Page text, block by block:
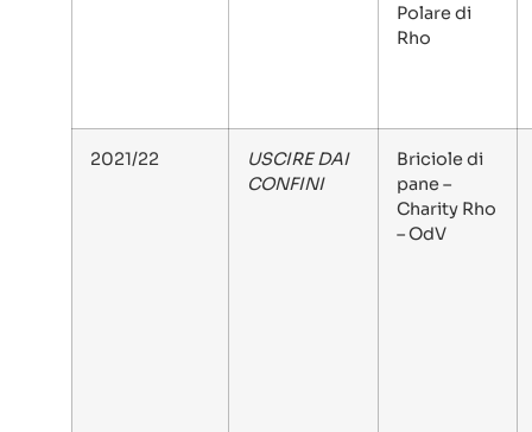
Polare di
Rho
2021/22
USCIRE DAI
CONFINI
Briciole di
pane –
Charity Rho
– OdV